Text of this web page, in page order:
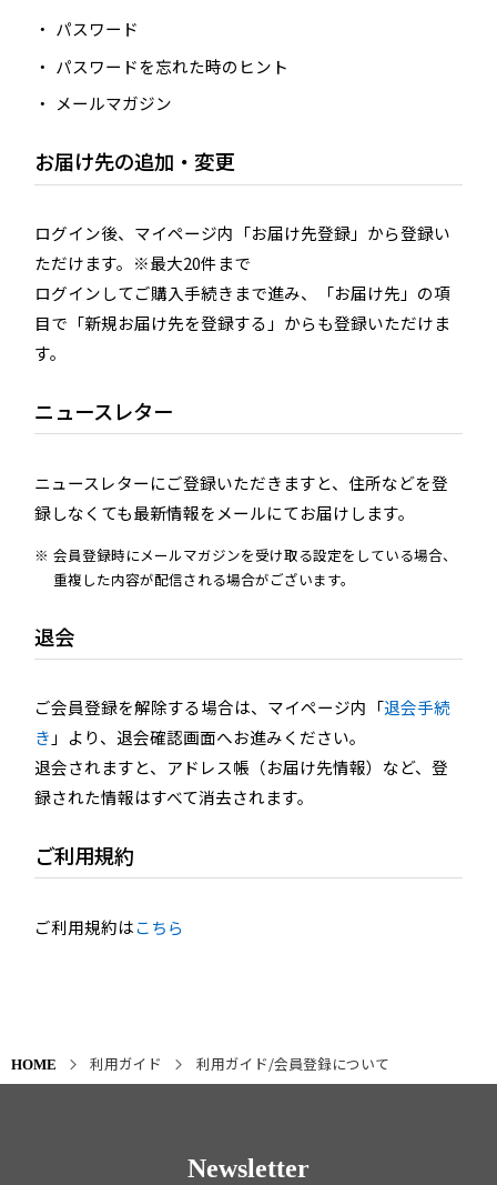
パスワード
パスワードを忘れた時のヒント
メールマガジン
お届け先の追加・変更
ログイン後、マイページ内「お届け先登録」から登録い
ただけます。※最大20件まで
ログインしてご購入手続きまで進み、「お届け先」の項
目で「新規お届け先を登録する」からも登録いただけま
す。
ニュースレター
ニュースレターにご登録いただきますと、住所などを登
録しなくても最新情報をメールにてお届けします。
会員登録時にメールマガジンを受け取る設定をしている場合、
重複した内容が配信される場合がございます。
退会
ご会員登録を解除する場合は、マイページ内「退会手続
き 」より、退会確認画面へお進みください。
退会されますと、アドレス帳（お届け先情報）など、登
録された情報はすべて消去されます。
ご利用規約
ご利用規約はこちら
HOME 利用ガイド 利用ガイド/会員登録について
Newsletter